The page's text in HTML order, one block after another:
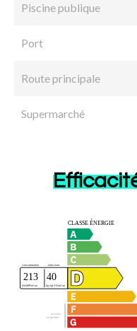
Piscine publique
Port
Route principale
Supermarché